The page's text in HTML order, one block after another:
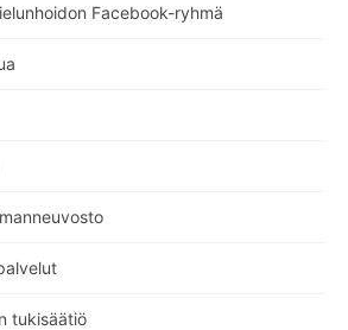
Facebook-ryhmä
tukisäätiö